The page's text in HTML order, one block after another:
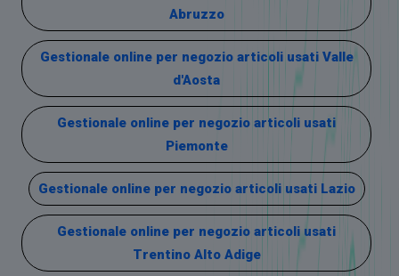
Abruzzo
Gestionale online per negozio articoli usati Valle
d'Aosta
Gestionale online per negozio articoli usati
Piemonte
Gestionale online per negozio articoli usati Lazio
Gestionale online per negozio articoli usati
Trentino Alto Adige